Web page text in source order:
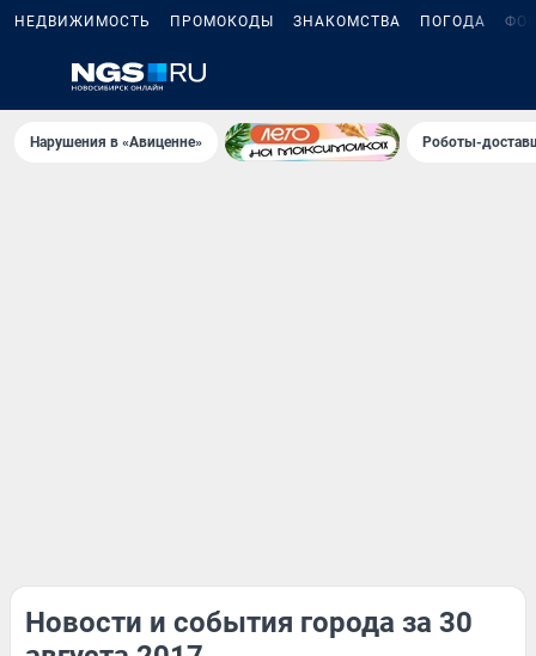
НЕДВИЖИМОСТЬ ПРОМОКОДЫ ЗНАКОМСТВА ПОГОДА
Нарушения в «Авиценне» Роботы-
Новости и события города за 30